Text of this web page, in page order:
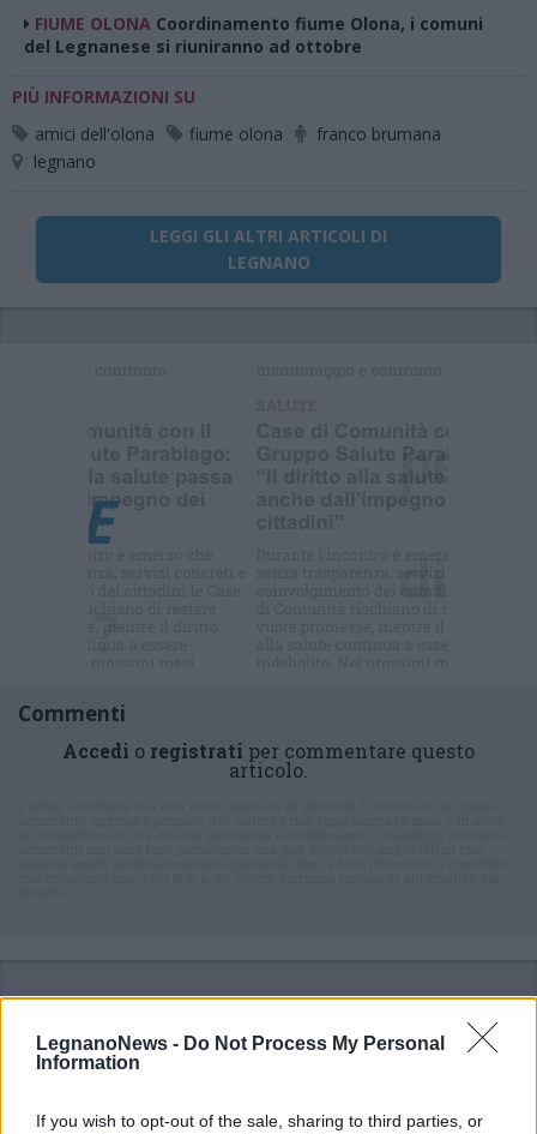
LegnanoNews - Do Not Process My Personal
Information
If you wish to opt-out of the sale, sharing to third parties, or
FIUME OLONA Coordinamento fiume Olona, i comuni
del Legnanese si riuniranno ad ottobre
PIÙ INFORMAZIONI SU
amici dell'olona
fiume olona
franco brumana
legnano
LEGGI GLI ALTRI ARTICOLI DI
LEGNANO
Commenti
Accedi o registrati per commentare questo
articolo.